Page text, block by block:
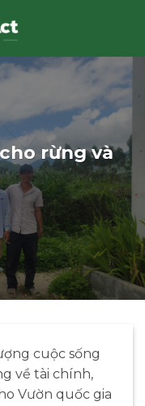
rừng và
cuộc sống
về tài chính,
Vườn quốc gia